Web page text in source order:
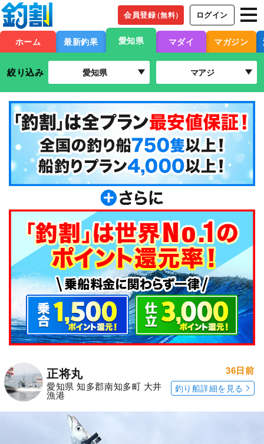
会員登録（無料） ログイン
ホーム 最新釣果 愛知県 マダイ マガジン
絞り込み 愛知県 マアジ
正将丸
愛知県 知多郡南知多町 大井
漁港
36日前
釣り船詳細を見る